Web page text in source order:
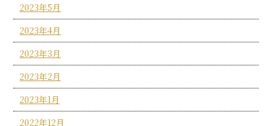
2023年5月
2023年4月
2023年3月
2023年2月
2023年1月
2022年12月